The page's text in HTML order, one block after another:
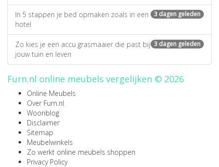
3 dagen geleden
In 5 stappen je bed opmaken zoals in een
hotel
3 dagen geleden
Zo kies je een accu grasmaaier die past bij
jouw tuin en leven
Furn.nl online meubels vergelijken © 2026
Online Meubels
Over Furn.nl
Woonblog
Disclaimer
Sitemap
Meubelwinkels
Zo werkt online meubels shoppen
Privacy Policy